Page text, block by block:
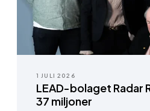
1 JULI 2026
LEAD-bolaget Radar
37 miljoner